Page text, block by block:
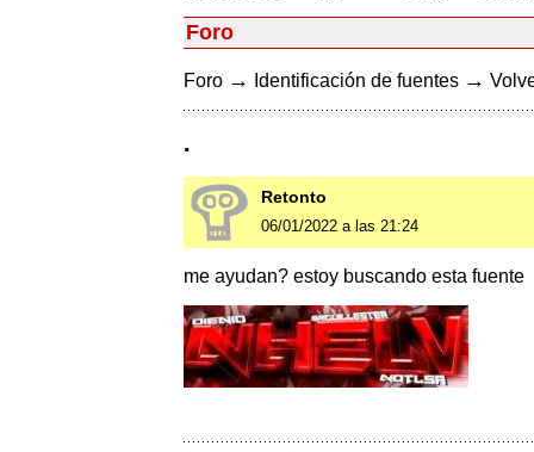
Foro
Foro → Identificación de fuentes →
.
Retonto
06/01/2022 a las 21:24
me ayudan? estoy buscando esta fuente